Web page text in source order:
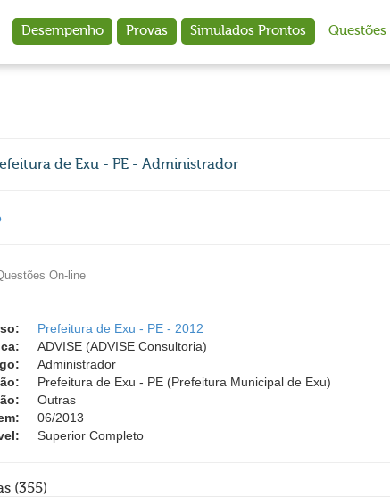
Desempenho Provas Simulados Prontos Questões
de Exu - PE - Administrador
On-line
Prefeitura de Exu - PE - 2012
ADVISE (ADVISE Consultoria)
Administrador
Prefeitura de Exu - PE (Prefeitura Municipal de Exu)
Outras
06/2013
Superior Completo
(355)